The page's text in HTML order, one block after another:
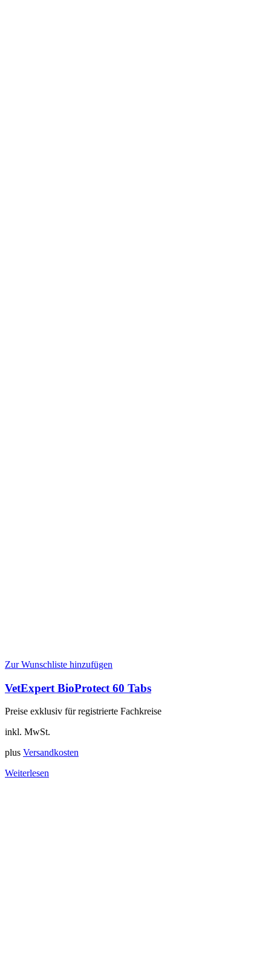
Zur Wunschliste hinzufügen
VetExpert BioProtect 60 Tabs
Preise exklusiv für registrierte Fachkreise
inkl. MwSt.
plus Versandkosten
Weiterlesen